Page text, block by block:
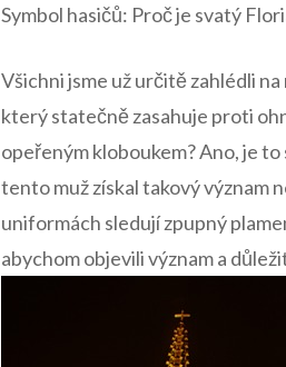
Symbol hasičů: ⁤Proč je⁣ svatý
Všichni jsme už určitě ‍zahlédli
který statečně zasahuje ⁢proti
opeřeným kloboukem? ⁣Ano, je
tento ‍muž získal‌ takový význam
uniformách ​sledují zpupný
abychom objevili význam a